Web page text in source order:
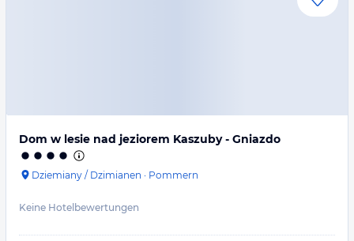
Dom w lesie nad jeziorem Kaszuby - Gniazdo
Dziemiany / Dzimianen · Pommern
Keine Hotelbewertungen